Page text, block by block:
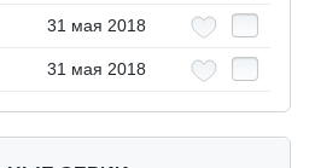
31 мая 2018
31 мая 2018